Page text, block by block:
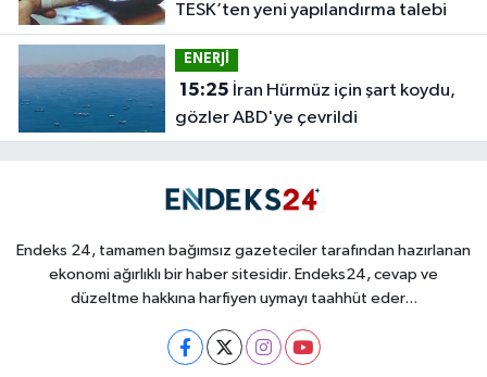
TESK’ten yeni yapılandırma talebi
ENERJİ
15:25
gözler ABD'ye çevrildi
Endeks 24, tamamen bağımsız gazeteciler tarafından hazırlanan
ekonomi ağırlıklı bir haber sitesidir. Endeks24, cevap ve
düzeltme hakkına harfiyen uymayı taahhüt eder...